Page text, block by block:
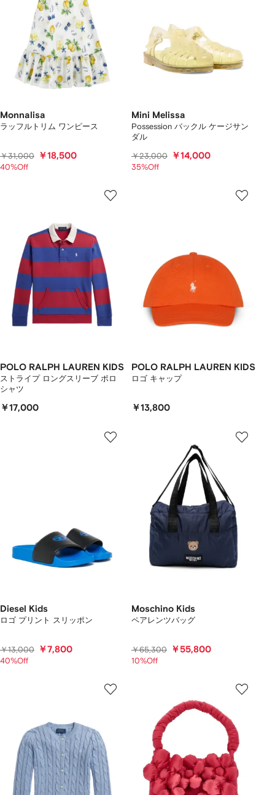
Monnalisa
ラッフルトリム ワンピース
￥31,000 ￥18,500
40%Off
Mini Melissa
Possession バックル ケージサン
ダル
￥23,000 ￥14,000
35%Off
POLO RALPH LAUREN KIDS
ストライプ ロングスリーブ ポロ
シャツ
￥17,000
POLO RALPH LAUREN KIDS
ロゴ キャップ
￥13,800
Diesel Kids
ロゴ プリント スリッポン
￥13,000 ￥7,800
40%Off
Moschino Kids
ペアレンツバッグ
￥65,300 ￥55,800
10%Off